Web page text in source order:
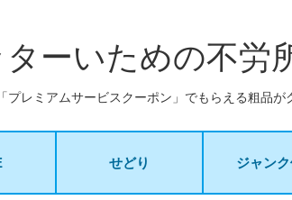
ターいための不労
プレミアムサービスクーポン」でもらえる粗品
せどり ジャン